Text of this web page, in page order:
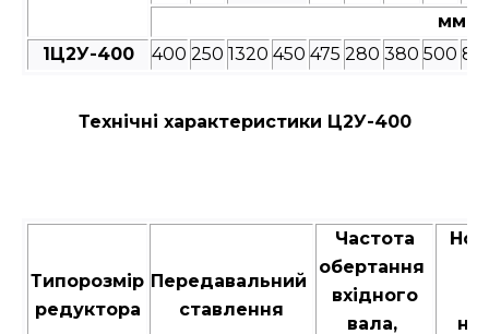
мм
1Ц2У-400
400 250 1320 450 475 280 380 500
Технічні характеристики Ц2У-400
Типорозмір
редуктора
Передавальний
ставлення
Частота
обертання
вхідного
вала,
на